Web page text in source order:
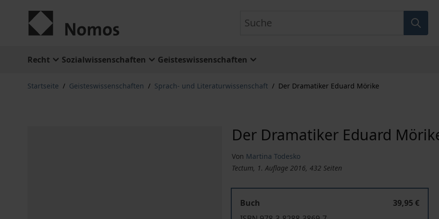
Recht Sozialwissenschaften Geisteswissenschaften
Startseite / Geisteswissenschaften / Sprach- und Literaturwissenschaft / Der Dramatiker Eduard Mörike
Der Dramatiker Eduard
Von Martina Todesko
Tectum, 1. Auflage 2016, 432 Seiten
Buch
39,95 €